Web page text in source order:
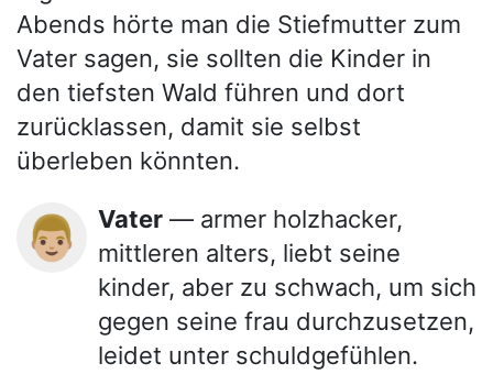
Abends hörte man die Stiefmutter zum
Vater sagen, sie sollten die Kinder in
den tiefsten Wald führen und dort
zurücklassen, damit sie selbst
überleben könnten.
👨🏼 Vater — armer holzhacker,
mittleren alters, liebt seine
kinder, aber zu schwach, um sich
gegen seine frau durchzusetzen,
leidet unter schuldgefühlen.